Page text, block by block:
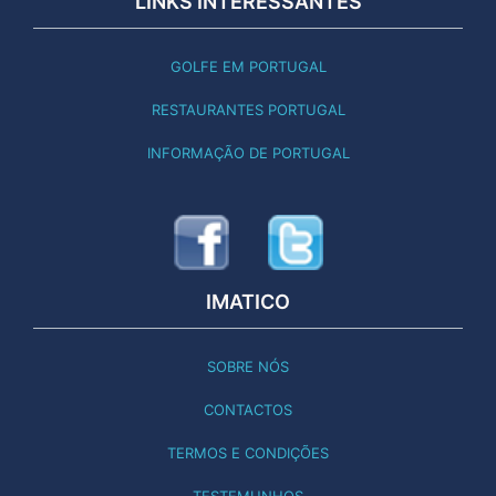
GOLFE EM PORTUGAL
RESTAURANTES PORTUGAL
INFORMAÇÃO DE PORTUGAL
IMATICO
SOBRE NÓS
CONTACTOS
TERMOS E CONDIÇÕES